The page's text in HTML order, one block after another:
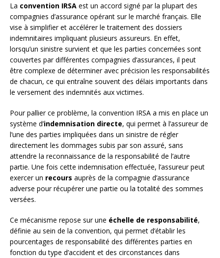
La convention IRSA est un accord signé par la plupart des
compagnies d’assurance opérant sur le marché français. Elle
vise à simplifier et accélérer le traitement des dossiers
indemnitaires impliquant plusieurs assureurs. En effet,
lorsqu’un sinistre survient et que les parties concernées sont
couvertes par différentes compagnies d’assurances, il peut
être complexe de déterminer avec précision les responsabilités
de chacun, ce qui entraîne souvent des délais importants dans
le versement des indemnités aux victimes.
Pour pallier ce problème, la convention IRSA a mis en place un
système d’indemnisation directe, qui permet à l’assureur de
l’une des parties impliquées dans un sinistre de régler
directement les dommages subis par son assuré, sans
attendre la reconnaissance de la responsabilité de l’autre
partie. Une fois cette indemnisation effectuée, l’assureur peut
exercer un recours auprès de la compagnie d’assurance
adverse pour récupérer une partie ou la totalité des sommes
versées.
Ce mécanisme repose sur une échelle de responsabilité,
définie au sein de la convention, qui permet d’établir les
pourcentages de responsabilité des différentes parties en
fonction du type d’accident et des circonstances dans